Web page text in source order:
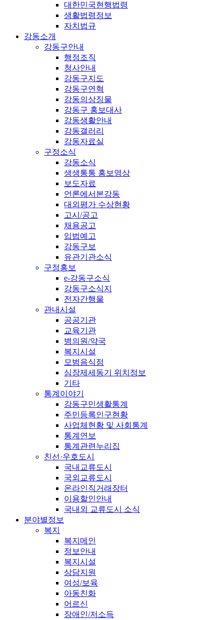
대한민국현행법령
생활법령정보
자치법규
강동소개
강동구안내
행정조직
청사안내
강동구지도
강동구연혁
강동의상징물
강동구 홍보대사
강동생활안내
강동갤러리
강동자료실
구정소식
강동소식
생생통통 홍보영상
보도자료
언론에서본강동
대외평가 수상현황
고시/공고
채용공고
입법예고
강동구보
유관기관소식
구정홍보
e-강동구소식
강동구소식지
전자간행물
관내시설
공공기관
교육기관
병의원/약국
복지시설
모범음식점
심장제세동기 위치정보
기타
통계이야기
강동구민생활통계
주민등록인구현황
사업체현황 및 사회통계
통계연보
통계관련누리집
친선·우호도시
국내교류도시
국외교류도시
온라인직거래장터
이용할인안내
국내외 교류도시 소식
분야별정보
복지
복지메인
정보안내
복지시설
상담지원
여성/보육
아동친화
어르신
장애인/저소득